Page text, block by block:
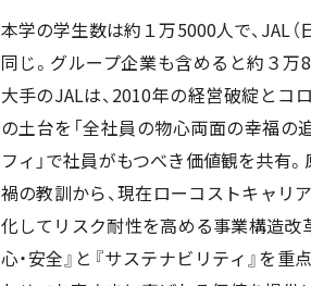
本学の学生数は約１万5000人で、 JAL
同じ。グループ企業も含めると約３万
大手のJALは、 2010年の経営破綻とコ
の土台を「全社員の物心両面の幸福の追
フィ」で社員がもつべき価値観を共有。
禍の教訓から、現在ローコストキャリア
化してリスク耐性を高める事業構造改
心・安全』と『サステナビリティ』を